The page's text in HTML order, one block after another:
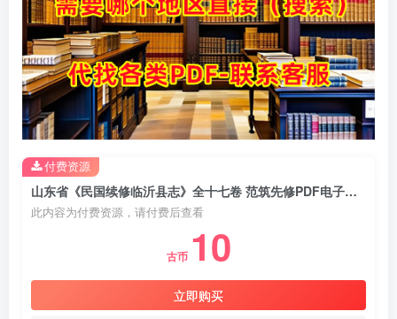
山东省《民国续修临沂县志》全十七卷 范筑先修PDF电子版地方志下载
此内容为付费资源，请付费后查看
古币 10
立即购买
付费资源